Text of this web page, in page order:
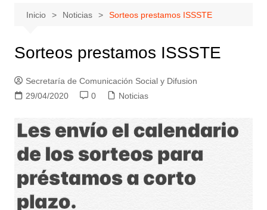
Inicio Noticias Sorteos prestamos ISSSTE
Sorteos prestamos ISSSTE
Secretaría de Comunicación Social y Difusion
29/04/2020
0 Noticias